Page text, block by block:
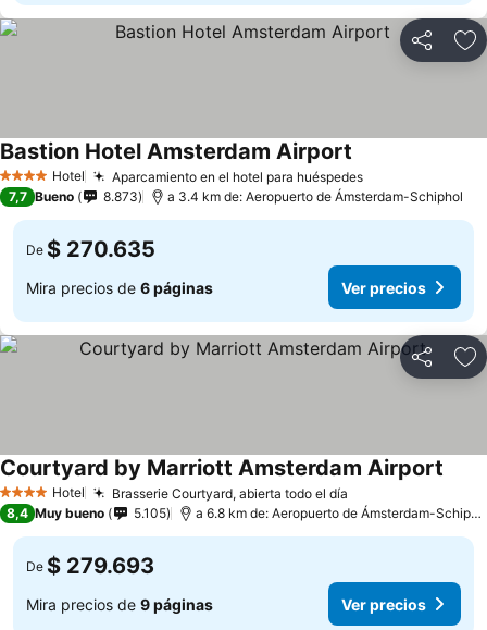
Compartir
4 EstrellasHotel Aparcamiento en el hotel para huéspedes
Bastion Hotel Amsterdam Airport
7,7 Bueno 8.873 a 3.4 km de: Aeropuerto de Ámsterdam-Schiphol
De $ 270.635
Mira precios de 6 páginas Ver precios
Compartir
4 EstrellasHotel Brasserie Courtyard, abierta todo el día
Courtyard by Marriott Amsterdam Airport
8,4 Muy bueno 5.105 a 6.8 km de: Aeropuerto de Ámsterdam-Schiphol
De $ 279.693
Mira precios de 9 páginas Ver precios